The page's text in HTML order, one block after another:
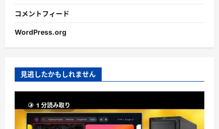
コメントフィード
WordPress.org
見逃したかもしれません
1 分読み取り